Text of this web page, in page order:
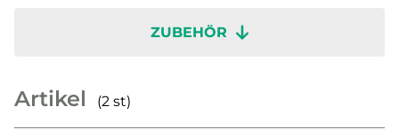
ZUBEHÖR
Artikel (2 st)